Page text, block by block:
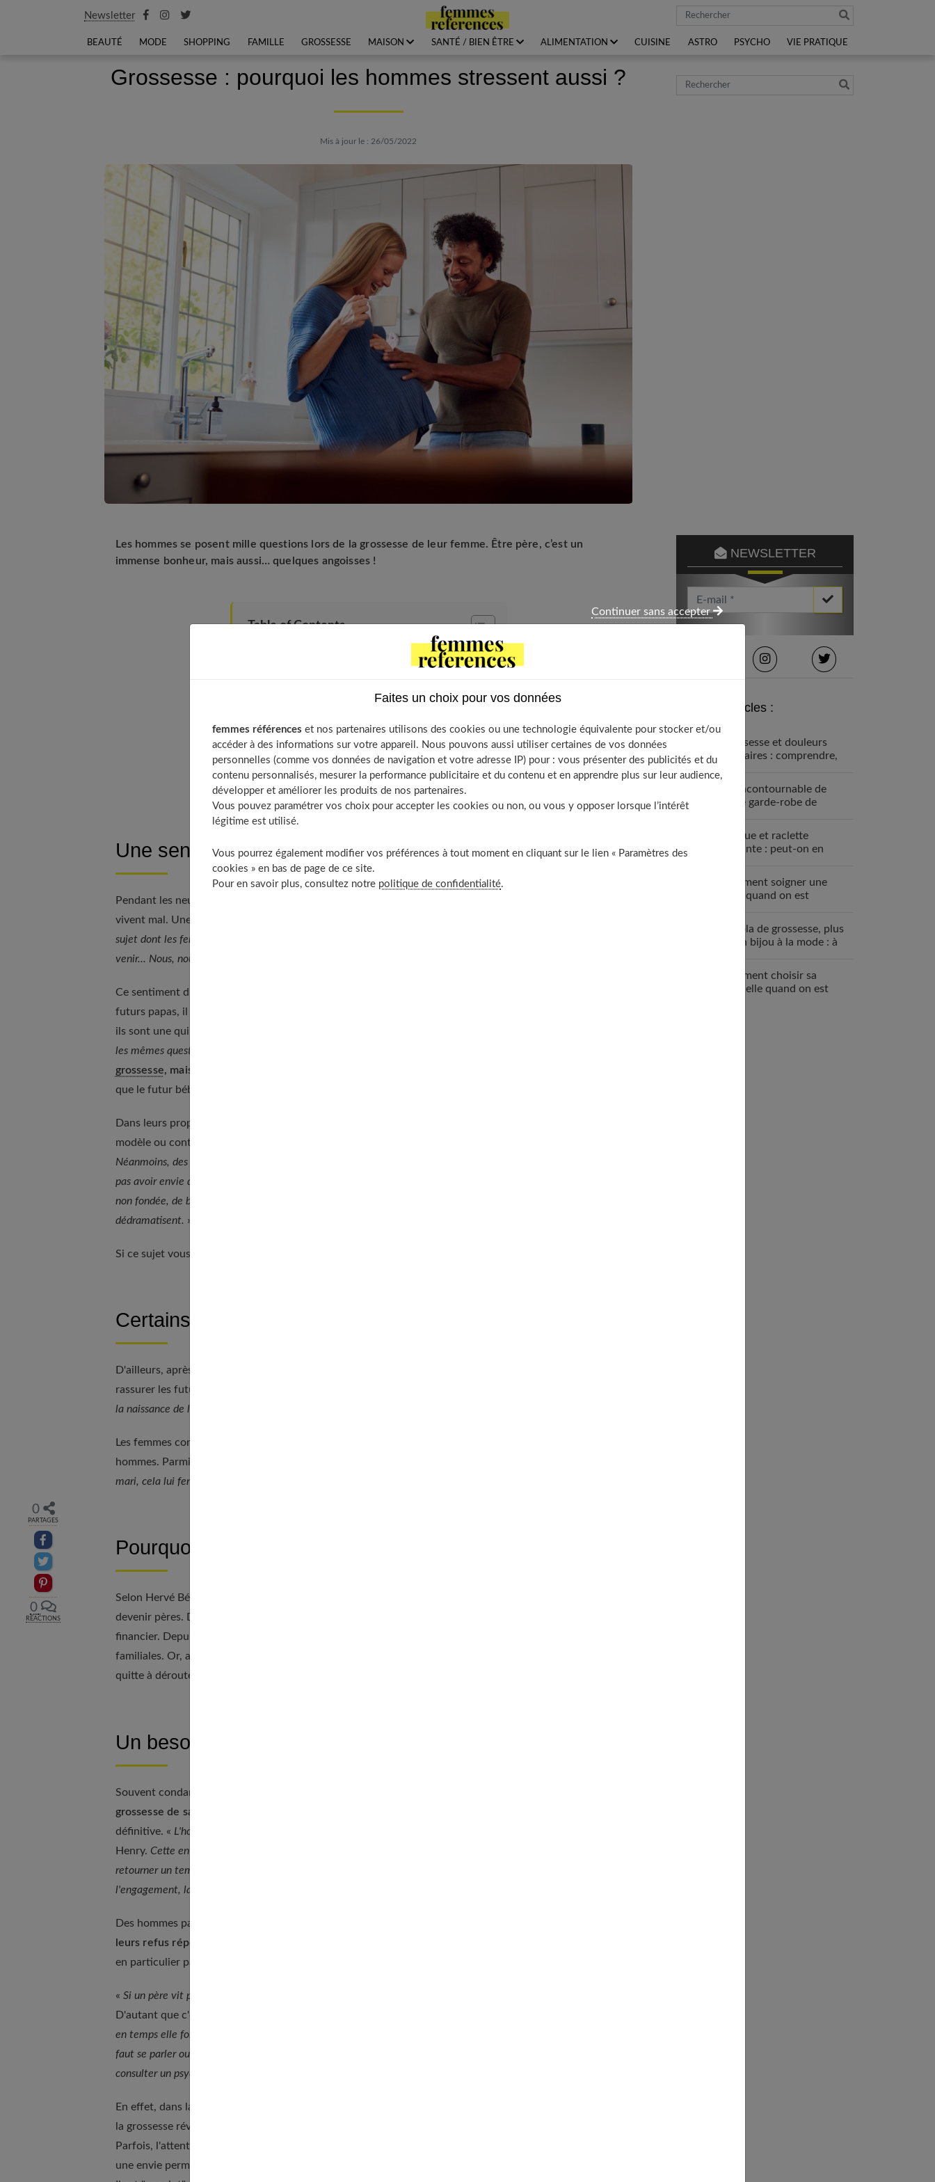
Newsletter Rechercher
BEAUTÉ MODE SHOPPING FAMILLE GROSSESSE MAISON SANTÉ / BIEN ÊTRE ALIMENTATION CUISINE ASTRO PSYCHO VIE PRATIQUE
Grossesse : pourquoi les hommes stressent aussi ?
Mis à jour le : 26/05/2022
Les hommes se posent mille questions lors de la grossesse de leur femme. Être père, c’est un
immense bonheur, mais aussi… quelques angoisses !
0
PARTAGES
Partager sur facebook
Partager sur Twitter
Epingler sur Pinterest
0
RÉACTIONS
Table of Contents
Une sensation de mise à l’écart pendant la grossesse
L’échographie « révèle » souvent la paternité
Et la sexualité ?
Une sensation de mise à l’écart pendant la grossesse
Pendant les neuf mois de grossesse de leur compagne, certains hommes
vivent mal. Une femme enceinte focalise toutes les attentions sur elle, regrettent-ils. «
sujet dont les femmes ne parlent qu'entre elles : elles se racontent leur accouchement, imaginent le bébé à
venir... Nous, nous n'osons pas aborder ces sujets, nous n'en parlons pas, cela ne se fait pas
Ce sentiment d'isolement, B.Henry, gynécologue-obstétricien, le connaît bien. Les inquiétudes des
futurs papas, il les entend depuis 10 ans dans le cadre du groupe de pères qu'il anime. A chaque réunion,
ils sont une quinzaine, surtout des hommes qui vont être papas pour la première fois. «
les mêmes questions
grossesse, mais également sur la peur
que le futur bébé devienne le centre de son monde.
Dans leurs propos,
modèle ou contre-exemple. «
Néanmoins, des hommes peuvent se juger anormaux, penser être un mauvais père ou un amant indigne de ne
pas avoir envie d'avoir de relations sexuelles avec leur femme à ce moment-là, notamment à cause de la peur,
non fondée, de blesser le fœtus. Alors, quand ils réalisent que d'autres hommes vivent la même situation, Ails
dédramatisent. »
Si ce sujet vous intéresse, découvrez également notre article sur
Certains cherchent leur place
D'ailleurs, après l'accouchement, beaucoup de participants à ces groupes de parole reviennent pour
rassurer les futurs pères : «
la naissance de l'enfant...
Les femmes comprennent l'intérêt pour leur conjoint de partager ses appréhensions avec d'autres
hommes. Parmi les patientes suivies par le Dr Henry, beaucoup lui disent : «
mari, cela lui fera beaucoup de bien !
Pourquoi tant d’angoisse ?
Selon Hervé Bégard, pédopsychiatre,
devenir pères. De nos jours, le père n'est plus seulement le garant moral de la famille, son soutien
financier. Depuis presque trente ans, cette référence traditionnelle ne domine plus les relations
familiales. Or, aucune définition du père moderne ne s'impose pour autant. Alors, certains se cherchent,
quitte à dérouter leur entourage.
Un besoin de rupture pour devenir père
Souvent condamné car incompris, voire incompréhensible,
grossesse de sa femme reste une réalité
définitive. « L'homme a parfois besoin de ruptures brèves mais significatives pour devenir père
Henry. Cette envie de partir se retrouve chez beaucoup de futurs pères. Il y a différentes façons de le faire :
retourner un temps chez sa mère, passer quelques jours avec des amis. Cela peut en dire long sur la peur de
l'engagement, la crainte de fonder une famille, de ne pas être à la hauteur.
Des hommes partent aussi pour
leurs refus répétés
en particulier par le dialogue.
« Si un père vit plus ou moins bien la grossesse de sa femme, qu'il le lui explique
D'autant que c'est la femme qui donne la place au père...
en temps elle fond en larmes sur un détail, et le mari se demande alors ce qu'il a fait. Cependant, je crois qu'il
faut se parler ou aller parler aux professionnels de la maternité et, si l'on est vraiment mal, ne pas hésiter à
consulter un psychologue pour comprendre ce qui ne va pas
En effet, dans la majorité des cas,
la grossesse révèle un mal-être sous-jacent qui nécessite une prise en charge type psychothérapie.
Parfois, l'attente de la venue d'un enfant entraîne chez l'homme un état particulier. Fatigué, triste, avec
une envie permanente de dormir, de rester au lit, sans désir sexuel, le futur père a mal au ventre, grossit.
Rechercher
NEWSLETTER
Votre Email *
Derniers articles :
Grossesse et douleurs
lombaires : comprendre,
Un incontournable de
votre garde-robe de
Fondue et raclette
enceinte : peut-on en
Comment soigner une
MST quand on est
Le bola de grossesse, plus
qu’un bijou à la mode : à
Comment choisir sa
mutuelle quand on est
Faites un choix pour vos données
femmes références et nos partenaires utilisons des cookies ou une technologie équivalente pour stocker et/ou
accéder à des informations sur votre appareil. Nous pouvons aussi utiliser certaines de vos données
personnelles (comme vos données de navigation et votre adresse IP) pour : vous présenter des publicités et du
contenu personnalisés, mesurer la performance publicitaire et du contenu et en apprendre plus sur leur audience,
développer et améliorer les produits de nos partenaires.
Vous pouvez paramétrer vos choix pour accepter les cookies ou non, ou vous y opposer lorsque l’intérêt
légitime est utilisé.
Vous pourrez également modifier vos préférences à tout moment en cliquant sur le lien « Paramètres des
cookies » en bas de page de ce site.
Pour en savoir plus, consultez notre politique de confidentialité.
Continuer sans accepter